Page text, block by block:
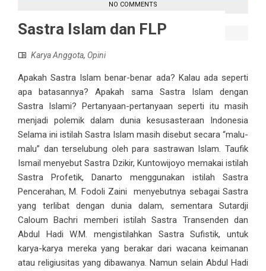
NO COMMENTS
Sastra Islam dan FLP
Karya Anggota, Opini
Apakah Sastra Islam benar-benar ada? Kalau ada seperti
apa batasannya? Apakah sama Sastra Islam dengan
Sastra Islami? Pertanyaan-pertanyaan seperti itu masih
menjadi polemik dalam dunia kesusasteraan Indonesia
Selama ini istilah Sastra Islam masih disebut secara “malu-
malu” dan terselubung oleh para sastrawan Islam. Taufik
Ismail menyebut Sastra Dzikir, Kuntowijoyo memakai istilah
Sastra Profetik, Danarto menggunakan istilah Sastra
Pencerahan, M. Fodoli Zaini menyebutnya sebagai Sastra
yang terlibat dengan dunia dalam, sementara Sutardji
Caloum Bachri memberi istilah Sastra Transenden dan
Abdul Hadi W.M. mengistilahkan Sastra Sufistik, untuk
karya-karya mereka yang berakar dari wacana keimanan
atau religiusitas yang dibawanya. Namun selain Abdul Hadi